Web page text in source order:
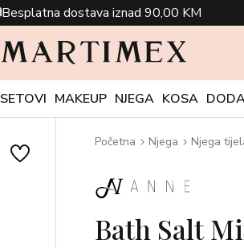
Besplatna dostava iznad 90,00 KM
SETOVI MAKEUP NJEGA KOSA
Početna Njega Njega
Bath Salt